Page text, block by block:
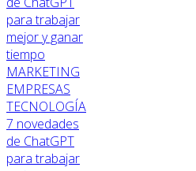
MARKETING
EMPRESAS
TECNOLOGÍA
7 novedades
de ChatGPT
para trabajar